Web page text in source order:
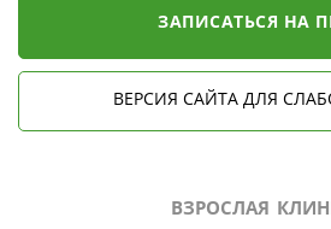
ЗАПИСАТЬСЯ НА
ВЕРСИЯ САЙТА ДЛЯ
ВЗРОСЛАЯ